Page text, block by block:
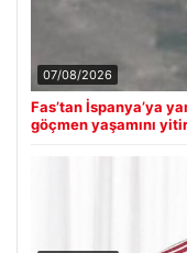
07/08/2026
Fas’tan İspanya’ya
göçmen yaşamını